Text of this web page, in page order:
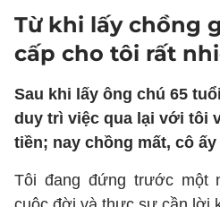
Từ khi lấy chồng
cấp cho tôi rất
Sau khi lấy ông chú 65
duy trì việc qua lại với tôi
tiền; nay chồng mất, cô
Tôi đang đứng trước một